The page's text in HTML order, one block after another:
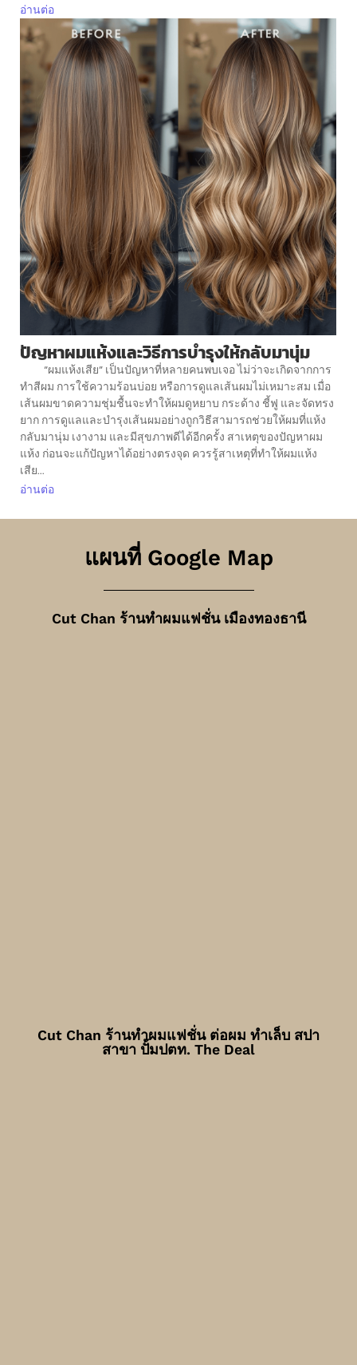
อ่านต่อ
ปัญหาผมแห้งและวิธีการบำรุงให้กลับมานุ่ม
“ผมแห้งเสีย” เป็นปัญหาที่หลายคนพบเจอ ไม่ว่าจะเกิดจากการ
ทำสีผม การใช้ความร้อนบ่อย หรือการดูแลเส้นผมไม่เหมาะสม เมื่อ
เส้นผมขาดความชุ่มชื้นจะทำให้ผมดูหยาบ กระด้าง ชี้ฟู และจัดทรง
ยาก การดูแลและบำรุงเส้นผมอย่างถูกวิธีสามารถช่วยให้ผมที่แห้ง
กลับมานุ่ม เงางาม และมีสุขภาพดีได้อีกครั้ง สาเหตุของปัญหาผม
แห้ง ก่อนจะแก้ปัญหาได้อย่างตรงจุด ควรรู้สาเหตุที่ทำให้ผมแห้ง
เสีย...
อ่านต่อ
แผนที่ Google Map
Cut Chan ร้านทำผมแฟชั่น เมืองทองธานี
Cut Chan ร้านทำผมแฟชั่น ต่อผม ทำเล็บ สปา
สาขา ปั้มปตท. The Deal